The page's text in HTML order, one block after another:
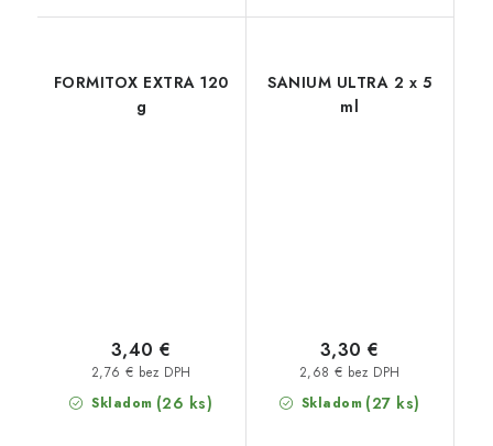
FORMITOX EXTRA 120
g
Skladom (26 ks)
2,76 € bez DPH
3,40 €
SANIUM ULTRA 2 x 5
ml
Skladom (27 ks)
2,68 € bez DPH
3,30 €